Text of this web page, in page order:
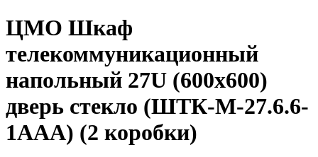
ЦМО Шкаф
телекоммуникационный
напольный 27U (600x600)
дверь стекло (ШТК-M-27.6.6-
1AAA) (2 коробки)